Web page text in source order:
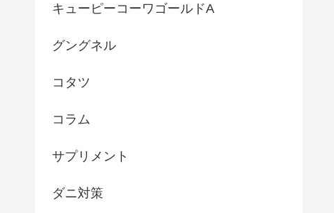
キューピーコーワゴールドA
グングネル
コタツ
コラム
サプリメント
ダニ対策